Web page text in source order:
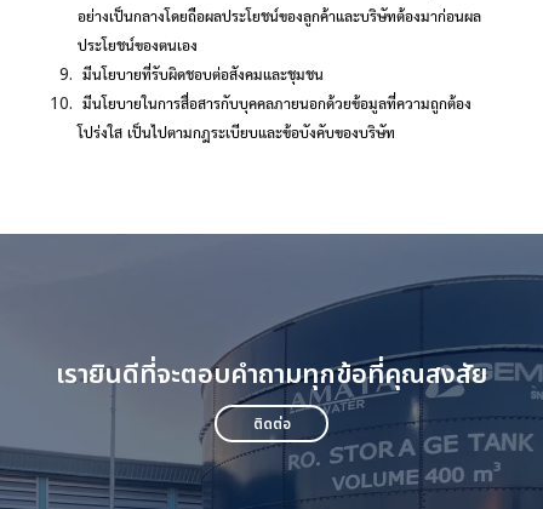
อย่างเป็นกลางโดยถือผลประโยชน์ของลูกค้าและบริษัทต้องมาก่อนผล
ประโยชน์ของตนเอง
มีนโยบายที่รับผิดชอบต่อสังคมและชุมชน
มีนโยบายในการสื่อสารกับบุคคลภายนอกด้วยข้อมูลที่ความถูกต้อง
โปร่งใส เป็นไปตามกฎระเบียบและข้อบังคับของบริษัท
เรายินดีที่จะตอบคำถามทุกข้อที่คุณสงสัย
ติดต่อ